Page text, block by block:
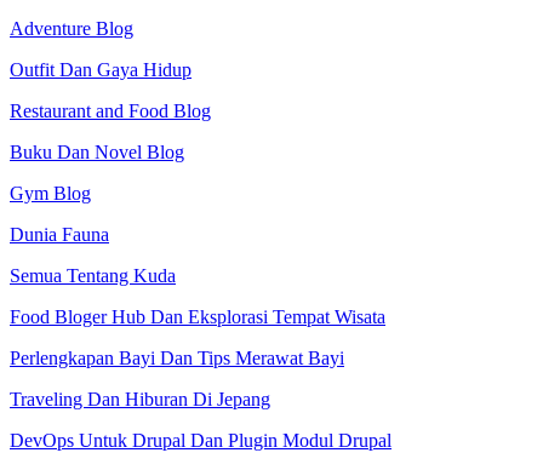
Adventure Blog
Outfit Dan Gaya Hidup
Restaurant and Food Blog
Buku Dan Novel Blog
Gym Blog
Dunia Fauna
Semua Tentang Kuda
Food Bloger Hub Dan Eksplorasi Tempat Wisata
Perlengkapan Bayi Dan Tips Merawat Bayi
Traveling Dan Hiburan Di Jepang
DevOps Untuk Drupal Dan Plugin Modul Drupal